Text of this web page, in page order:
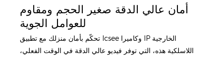
أمان عالي الدقة صغير الحجم ومقاوم
للعوامل الجوية
تحكّم بأمان منزلك مع تطبيق Icsee وكاميرا IP الخارجية
اللاسلكية هذه، التي توفر فيديو عالي الدقة في الوقت الفعلي،